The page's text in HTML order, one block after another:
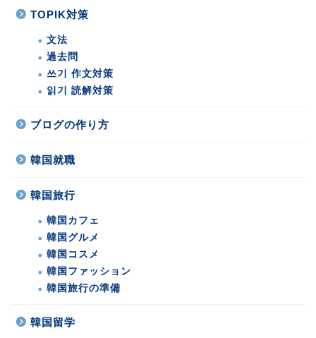
TOPIK対策
文法
過去問
쓰기 作文対策
읽기 読解対策
ブログの作り方
韓国就職
韓国旅行
韓国カフェ
韓国グルメ
韓国コスメ
韓国ファッション
韓国旅行の準備
韓国留学